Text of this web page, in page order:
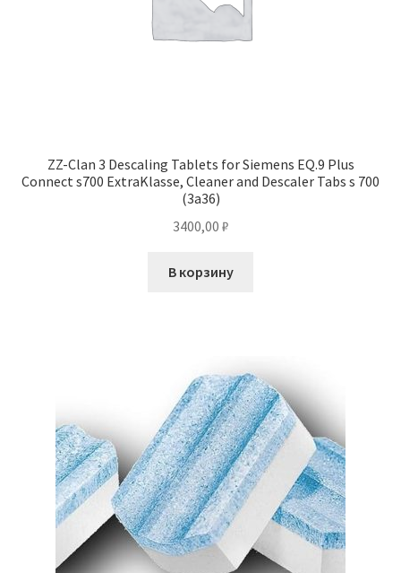
ZZ-Clan 3 Descaling Tablets for Siemens EQ.9 Plus
Connect s700 ExtraKlasse, Cleaner and Descaler Tabs s 700
(3a36)
3400,00 ₽
В корзину